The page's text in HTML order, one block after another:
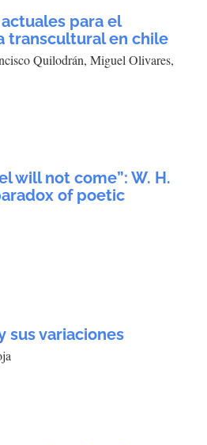
para el
transcultural en chile
Quilodrán, Miguel Olivares,
will not come”: W. H.
of poetic
sus variaciones